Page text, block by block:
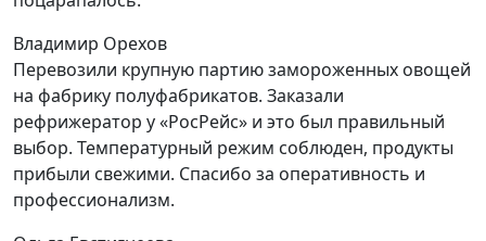
Владимир Орехов
Перевозили крупную партию замороженных овощей
на фабрику полуфабрикатов. Заказали
рефрижератор у «РосРейс» и это был правильный
выбор. Температурный режим соблюден, продукты
прибыли свежими. Спасибо за оперативность и
профессионализм.